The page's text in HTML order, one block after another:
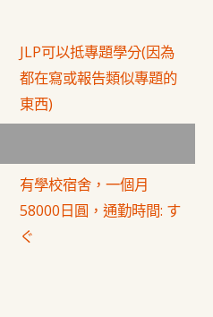
JLP可以抵專題學分(因為
都在寫或報告類似專題的
東西)
有學校宿舍，一個月
58000日圓，通勤時間: す
ぐ